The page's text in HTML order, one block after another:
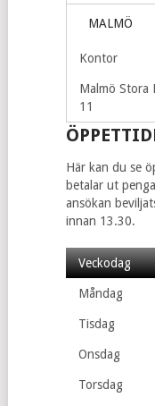
MALMÖ
Kontor
Malmö Stora
11
Här kan du se
betalar ut
ansökan
innan 13.30.
Veckodag
Måndag
Tisdag
Onsdag
Torsdag